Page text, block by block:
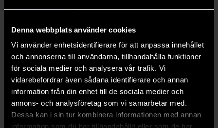
Denna webbplats använder cookies
Vi använder enhetsidentifierare för att anpassa innehållet
och annonserna till användarna, tillhandahålla funktioner
för sociala medier och analysera vår trafik. Vi
vidarebefordrar även sådana identifierare och annan
information från din enhet till de sociala medier och
annons- och analysföretag som vi samarbetar med.
Dessa kan i sin tur kombinera informationen med annan
information som du har tillhandahållit eller som de har
Bevaka Play It Cool Guys och få ett mail så fort nästa del i
Tickets please! Place your bets! Who's the coolest of them all?
Theydidn't start the fire, but this band of dorks still got that
oomph...+ 1. With a new bro in the squad, they're ready to
bring it-best of three,right? Y'know, against all odds, they
always come out on top! But this time,well...keep watching!
The match ain't over yet.